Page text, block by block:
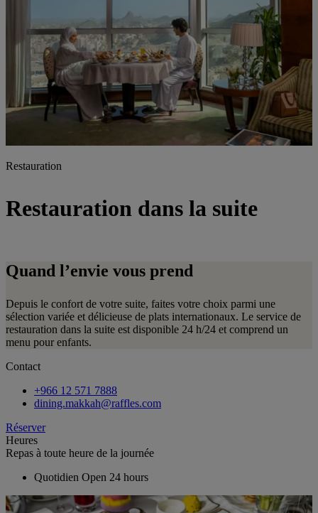
Restauration
Restauration dans la suite
Quand l’envie vous prend
Depuis le confort de votre suite, faites votre choix parmi une
sélection variée et délicieuse de plats internationaux. Le service de
restauration dans la suite est disponible 24 h/24 et comprend un
menu pour enfants.
Contact
+966 12 571 7888
dining.makkah@raffles.com
Réserver
Heures
Repas à toute heure de la journée
Quotidien Open 24 hours